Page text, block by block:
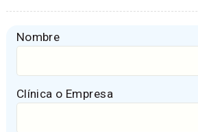
Nombre
Clínica o Empresa